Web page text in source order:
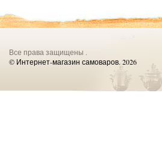
Все права защищены .
© Интернет-магазин самоваров. 2026